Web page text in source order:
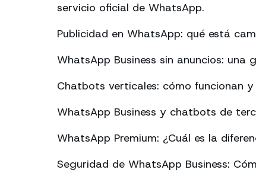
servicio oficial de WhatsApp.
Publicidad en WhatsApp: qué está
WhatsApp Business sin anuncios: una
Chatbots verticales: cómo funcionan
WhatsApp Business y chatbots de
WhatsApp Premium: ¿Cuál es la
Seguridad de WhatsApp Business: